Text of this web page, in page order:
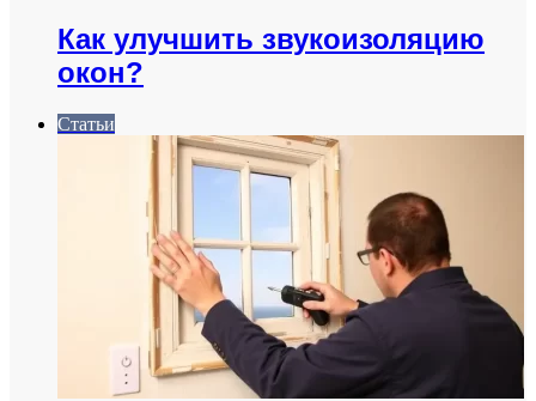
Как улучшить звукоизоляцию
окон?
Статьи